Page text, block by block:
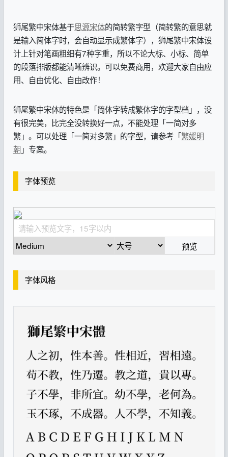
狮尾繁中宋体基于思源宋体的简转繁字型（简转繁的意思就
是输入简体字时，会自动显示成繁体字），狮尾繁中宋体设
计上针对笔画粗细有7种字重，所以不论大标、小标、简单
的段落排版都能清晰辨识。可以免费商用，欢迎大家自由应
用、自由优化、自由改作！
狮尾繁中宋体的特色是「简体字转成繁体字的字型档」，没
有很完美，比完全没转换好一点，不能处理「一简对多
繁」。可以处理「一简对多繁」的字型，请参考「繁媛明
朝 」专案。
字体预览
预览
字体风格